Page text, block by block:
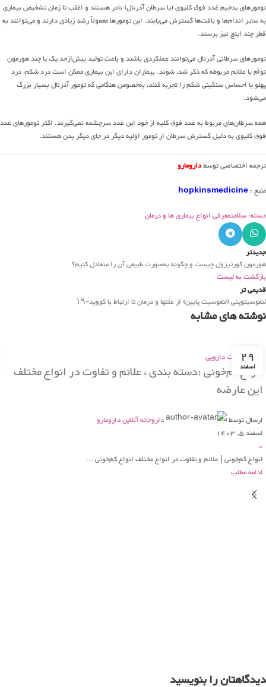
تومورهای بدخیم غدد فوق کلیوی (یا سرطان آدرنال) نادر هستند و اغلب تا زمان تشخیص بیماری
به سایر اندام‌ها و بافت‌ها گسترش می‌یابند. این تومورها معمولاً رشد زیادی دارند و می‌توانند به
قطر چند اینچ نیز برسند.
تومورهای سرطانی آدرنال می‌توانند عملکردی باشند و باعث تولید بیش‌ازحد یک یا چند هورمون
توأم با علائم مربوطه که ذکر شد، شوند. بیماران دارای این بیماری ممکن است درد شکم، درد
پهلو یا احساس سنگینی شکم را تجربه کنند، به‌خصوص هنگامی که تومور آدرنال بسیار بزرگ
می‌شود.
همه سرطان‌های مربوط به غدد فوق کلیه از خود این غدد سرچشمه نمی‌گیرند. اکثر تومورهای غدد
فوق کلیوی به دلیل گسترش سرطان از تومور اولیه دیگر در جای دیگر بدن هستند.
ترجمه اختصاصی توسطدارومارو
منبع :hopkinsmedicine
دسته: سلامتمعرفی انواع بیماری ها و درمان
جدیدتر
هورمون کورتیزول چیست و چگونه به‌صورت طبیعی آن را متعادل کنیم؟
بازگشت به لیست
قدیمی تر
لنفوسیتوپنی (لنفوسیت پایین) از علتها و درمان تا ارتباط با کووید-۱۹
نوشته های مشابه
29
اسفند
بانک اطلاعات دارویی
انواع کم‌خونی :دسته بندی ، علائم و تفاوت در انواع مختلف
این عارضه
ارسال توسط
داروخانه آنلاین دارومارو
اسفند 5, 1403
0
انواع کم‌خونی | علائم و تفاوت در انواع مختلف انواع کم‌خونی ...
ادامه مطلب
دیدگاهتان را بنویسید